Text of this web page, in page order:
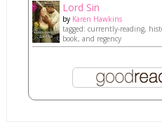
Lord Sin
by Karen Hawkins
tagged: currently-reading,
book, and regency